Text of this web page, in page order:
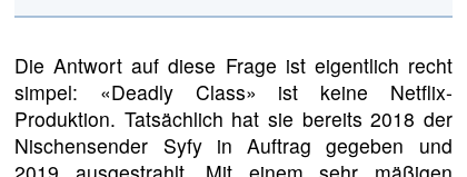
Die Antwort auf diese Frage ist eigentlich recht
simpel: «Deadly Class» ist keine Netflix-
Produktion. Tatsächlich hat sie bereits 2018 der
Nischensender Syfy in Auftrag gegeben und